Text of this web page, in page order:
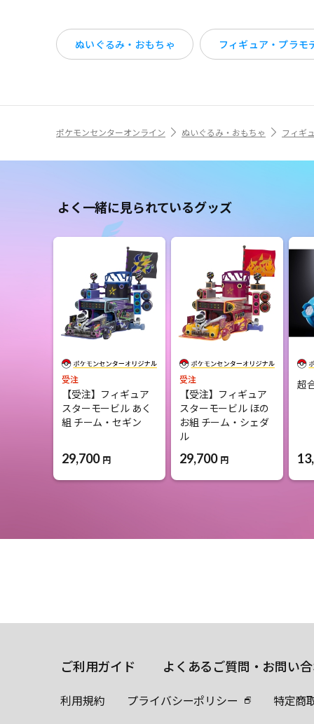
ぬいぐるみ・おもちゃ フィギュア・プラモ
ポケモンセンターオンライン ぬいぐるみ・おもちゃ フィギ
よく一緒に見られているグッズ
受注
【受注】フィギュア
スターモービル あく
組 チーム・セギン
29,700 円
受注
【受注】フィギュア
スターモービル ほの
お組 チーム・シェダ
ル
29,700 円
超
ご利用ガイド よくあるご質問・お問い
利用規約 プライバシーポリシー 特定商